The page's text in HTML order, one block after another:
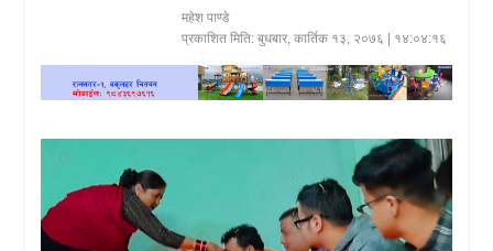
प्रवास/
महेश पाण्डे
प्रकाशित मिति: बुधबार, कार्तिक १३, २०७६ | १४:०४:१६